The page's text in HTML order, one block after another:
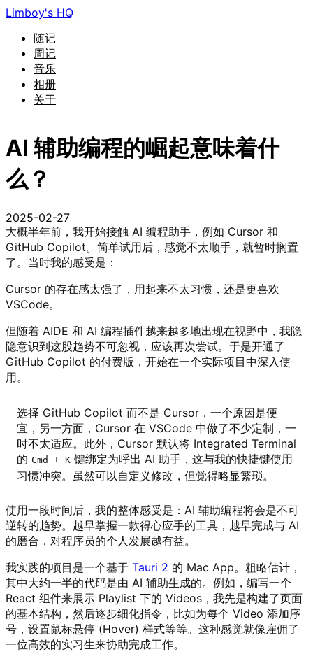
Limboy's HQ
随记
周记
音乐
相册
关于
AI 辅助编程的崛起意味着什
么？
2025-02-27
大概半年前，我开始接触 AI 编程助手，例如 Cursor 和
GitHub Copilot。简单试用后，感觉不太顺手，就暂时搁置
了。当时我的感受是：
Cursor 的存在感太强了，用起来不太习惯，还是更喜欢
VSCode。
但随着 AIDE 和 AI 编程插件越来越多地出现在视野中，我隐
隐意识到这股趋势不可忽视，应该再次尝试。于是开通了
GitHub Copilot 的付费版，开始在一个实际项目中深入使
用。
选择 GitHub Copilot 而不是 Cursor，一个原因是便
宜，另一方面，Cursor 在 VSCode 中做了不少定制，一
时不太适应。此外，Cursor 默认将 Integrated Terminal
的 Cmd + K 键绑定为呼出 AI 助手，这与我的快捷键使用
习惯冲突。虽然可以自定义修改，但觉得略显繁琐。
使用一段时间后，我的整体感受是：AI 辅助编程将会是不可
逆转的趋势。越早掌握一款得心应手的工具，越早完成与 AI
的磨合，对程序员的个人发展越有益。
我实践的项目是一个基于 Tauri 2 的 Mac App。粗略估计，
其中大约一半的代码是由 AI 辅助生成的。例如，编写一个
React 组件来展示 Playlist 下的 Videos，我先是构建了页面
的基本结构，然后逐步细化指令，比如为每个 Video 添加序
号，设置鼠标悬停 (Hover) 样式等等。这种感觉就像雇佣了
一位高效的实习生来协助完成工作。